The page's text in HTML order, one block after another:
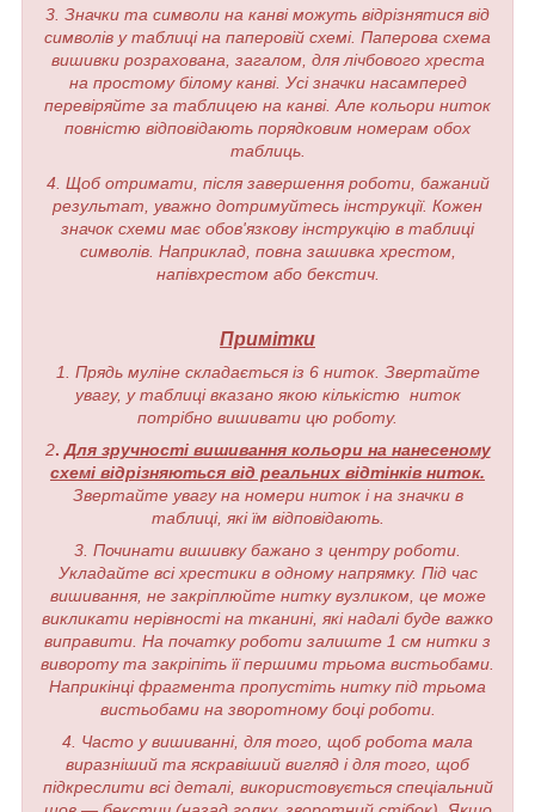
3. Значки та символи на канві можуть відрізнятися від
символів у таблиці на паперовій схемі. Паперова схема
вишивки розрахована, загалом, для лічбового хреста
на простому білому канві. Усі значки насамперед
перевіряйте за таблицею на канві. Але кольори ниток
повністю відповідають порядковим номерам обох
таблиць.
4. Щоб отримати, після завершення роботи, бажаний
результат, уважно дотримуйтесь інструкції. Кожен
значок схеми має обов'язкову інструкцію в таблиці
символів. Наприклад, повна зашивка хрестом,
напівхрестом або бекстич.
Примітки
1. Прядь муліне складається із 6 ниток. Звертайте
увагу, у таблиці вказано якою кількістю ниток
потрібно вишивати цю роботу.
2. Для зручності вишивання кольори на нанесеному
схемі відрізняються від реальних відтінків ниток.
Звертайте увагу на номери ниток і на значки в
таблиці, які їм відповідають.
3. Починати вишивку бажано з центру роботи.
Укладайте всі хрестики в одному напрямку. Під час
вишивання, не закріплюйте нитку вузликом, це може
викликати нерівності на тканині, які надалі буде важко
виправити. На початку роботи залиште 1 см нитки з
вивороту та закріпіть її першими трьома вистьобами.
Наприкінці фрагмента пропустіть нитку під трьома
вистьобами на зворотному боці роботи.
4. Часто у вишиванні, для того, щоб робота мала
виразніший та яскравіший вигляд і для того, щоб
підкреслити всі деталі, використовується спеціальний